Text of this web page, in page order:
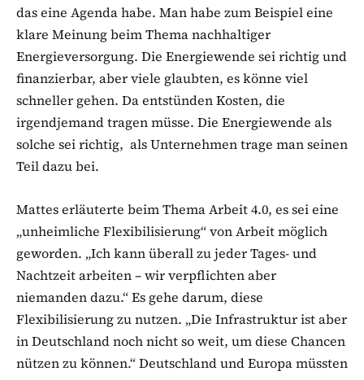
das eine Agenda habe. Man habe zum Beispiel eine
klare Meinung beim Thema nachhaltiger
Energieversorgung. Die Energiewende sei richtig und
finanzierbar, aber viele glaubten, es könne viel
schneller gehen. Da entstünden Kosten, die
irgendjemand tragen müsse. Die Energiewende als
solche sei richtig, als Unternehmen trage man seinen
Teil dazu bei.
Mattes erläuterte beim Thema Arbeit 4.0, es sei eine
„unheimliche Flexibilisierung“ von Arbeit möglich
geworden. „Ich kann überall zu jeder Tages- und
Nachtzeit arbeiten – wir verpflichten aber
niemanden dazu.“ Es gehe darum, diese
Flexibilisierung zu nutzen. „Die Infrastruktur ist aber
in Deutschland noch nicht so weit, um diese Chancen
nützen zu können.“ Deutschland und Europa müssten